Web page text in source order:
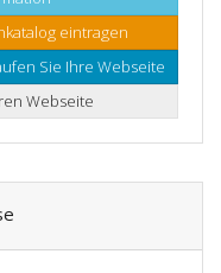
eintragen
Sie Ihre Webseite
Webseite